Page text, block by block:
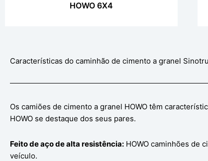
HOWO 6X4
Características do caminhão de cimento a granel
Os camiões de cimento a granel HOWO têm
HOWO se destaque dos seus pares.
Feito de aço de alta resistência: HOWO caminhões de
veículo.